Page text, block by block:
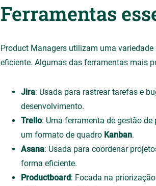
Ferramentas
Product Managers utilizam uma
eficiente. Algumas das ferramentas mais
Jira: Usada para rastrear tarefas e
desenvolvimento.
Trello: Uma ferramenta de gestão
um formato de quadro Kanban.
Asana: Usada para coordenar
forma eficiente.
Productboard: Focada na